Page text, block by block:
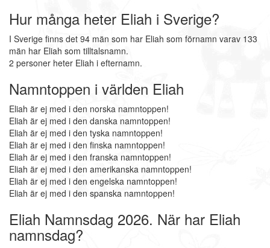
Hur många heter Eliah i Sverige?
I Sverige finns det 94 män som har Eliah som förnamn varav 133
män har Eliah som tilltalsnamn.
2 personer heter Eliah i efternamn.
Namntoppen i världen Eliah
Eliah är ej med i den norska namntoppen!
Eliah är ej med i den danska namntoppen!
Eliah är ej med i den tyska namntoppen!
Eliah är ej med i den finska namntoppen!
Eliah är ej med i den franska namntoppen!
Eliah är ej med i den amerikanska namntoppen!
Eliah är ej med i den engelska namntoppen!
Eliah är ej med i den spanska namntoppen!
Eliah Namnsdag 2026. När har Eliah
namnsdag?